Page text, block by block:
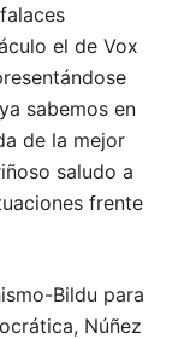
el de Vox
sabemos en
de la mejor
saludo a
frente
Bildu para
Núñez